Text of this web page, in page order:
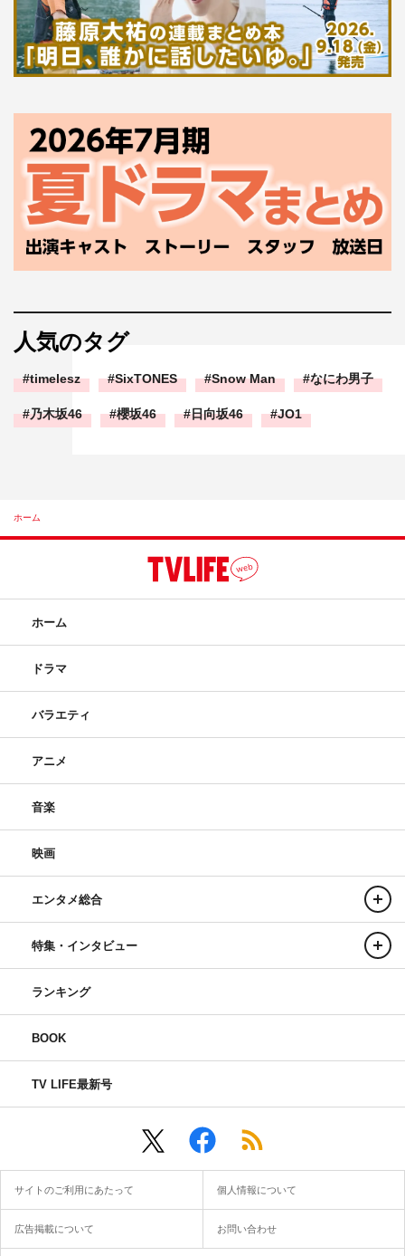
人気のタグ
timelesz SixTONES Snow Man なにわ男子
乃木坂46 櫻坂46 日向坂46 JO1
ホーム
ホーム
ドラマ
バラエティ
アニメ
音楽
映画
エンタメ総合
特集・インタビュー
ランキング
BOOK
TV LIFE最新号
サイトのご利用にあたって 個人情報について
広告掲載について お問い合わせ